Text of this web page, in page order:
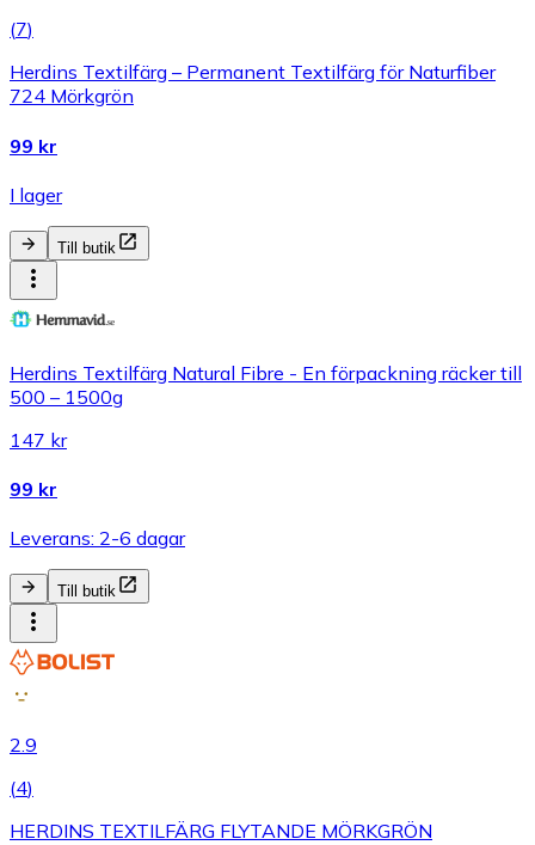
(7)
Herdins Textilfärg – Permanent Textilfärg för Naturfiber
724 Mörkgrön
99 kr
I lager
Till butik
Herdins Textilfärg Natural Fibre - En förpackning räcker till
500 – 1500g
147 kr
99 kr
Leverans: 2-6 dagar
Till butik
2.9
(4)
HERDINS TEXTILFÄRG FLYTANDE MÖRKGRÖN